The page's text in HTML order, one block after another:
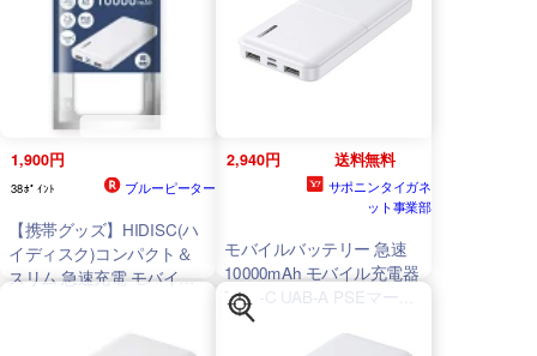
1,900円
38ﾎﾟｲﾝﾄ ブルーピーター
【携帯グッズ】HIDISC(ハ
イディスク)コンパクト＆
スリム 急速充電 モバイル
2,940円 送料無料
サポニンタイガネ
ット事業部
モバイルバッテリー 急速
10000mAh モバイル充電器
Type-C UAB-A PSEマーク
有 HIDISC
/1066/送料